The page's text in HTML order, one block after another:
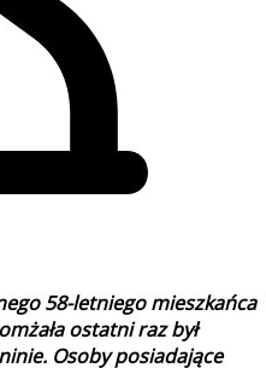
58-letniego mieszkańca
ostatni raz był
Osoby posiadające